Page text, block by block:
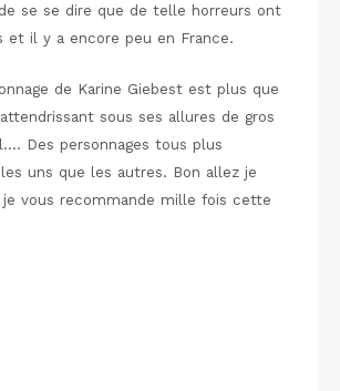
de se se dire que de telle horreurs ont
et il y a encore peu en France.
de Karine Giebest est plus que
sous ses allures de gros
Des personnages tous plus
uns que les autres. Bon allez je
je vous recommande mille fois cette